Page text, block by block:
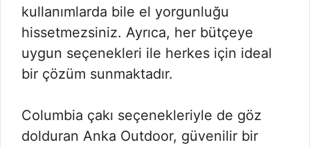
kullanımlarda bile el yorgunluğu
hissetmezsiniz. Ayrıca, her bütçeye
uygun seçenekleri ile herkes için ideal
bir çözüm sunmaktadır.
Columbia çakı seçenekleriyle de göz
dolduran Anka Outdoor, güvenilir bir